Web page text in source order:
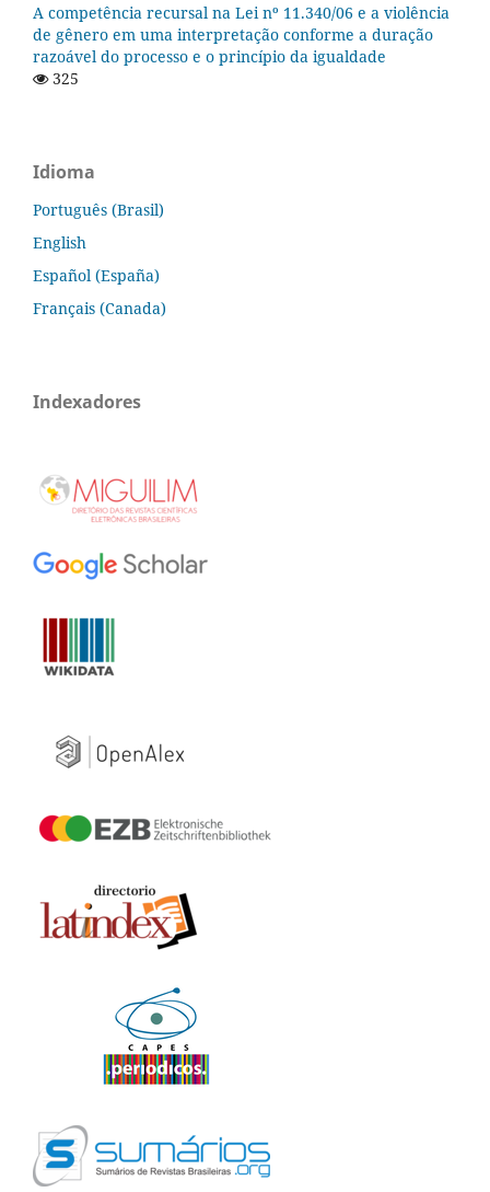
A competência recursal na Lei nº 11.340/06 e a violência
de gênero em uma interpretação conforme a duração
razoável do processo e o princípio da igualdade
325
Idioma
Português (Brasil)
English
Español (España)
Français (Canada)
Indexadores